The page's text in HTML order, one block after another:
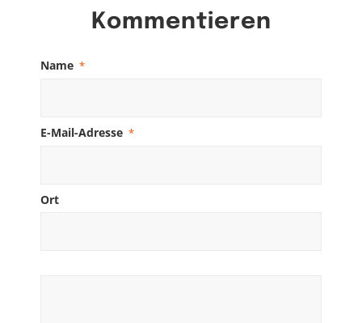
Kommentieren
Name *
E-Mail-Adresse *
Ort